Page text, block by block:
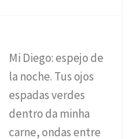
Mi Diego: espejo de
la noche. Tus ojos
espadas verdes
dentro da minha
carne, ondas entre